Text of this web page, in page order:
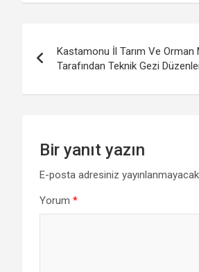
gezinmesi
Kastamonu İl Tarım Ve Orman
Tarafından Teknik Gezi
Bir yanıt yazın
E-posta adresiniz
Yorum *